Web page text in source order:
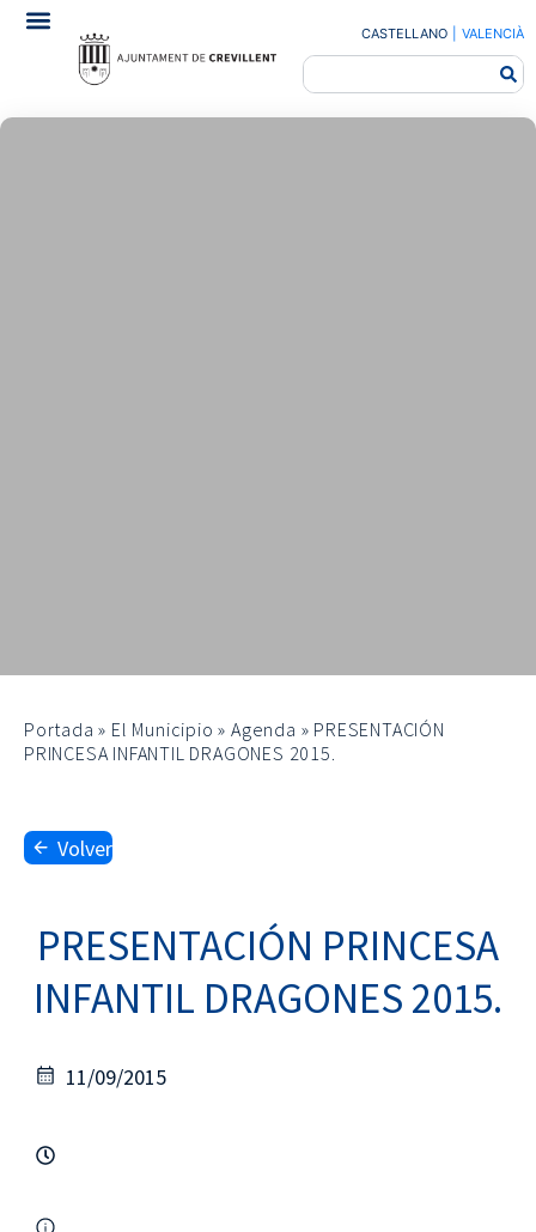
CASTELLANO VALENCIÀ
Portada » El Municipio »Agenda » PRESENTACIÓN
PRINCESA INFANTIL DRAGONES 2015.
Volver
PRESENTACIÓN PRINCESA
INFANTIL DRAGONES 2015.
11/09/2015